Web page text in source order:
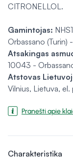
CITRONELLOL.
Gamintojas:
Orbassano (Turin)
Atsakingas
10043 -
Atstovas
Vilnius, Lietuva,
Pranešti apie
Charakteristika